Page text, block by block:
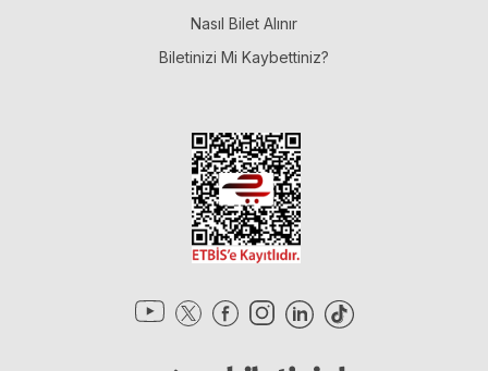
Nasıl Bilet Alınır
Biletinizi Mi Kaybettiniz?